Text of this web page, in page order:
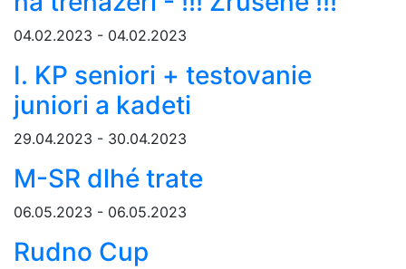
04.02.2023 - 04.02.2023
I. KP seniori + testovanie
juniori a kadeti
29.04.2023 - 30.04.2023
M-SR dlhé trate
06.05.2023 - 06.05.2023
Rudno Cup